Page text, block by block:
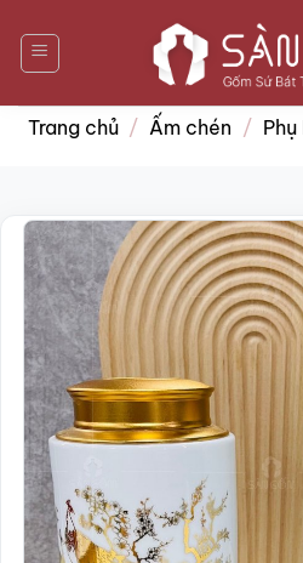
qua
nội
dung
Trang chủ / Ấm chén / Phụ